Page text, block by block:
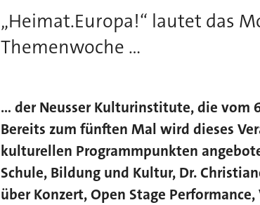
„Heimat.Europa!“ lautet das
Themenwoche ...
... der Neusser Kulturinstitute, die
Bereits zum fünften Mal wird dieses
kulturellen Programmpunkten
Schule, Bildung und Kultur, Dr.
über Konzert, Open Stage